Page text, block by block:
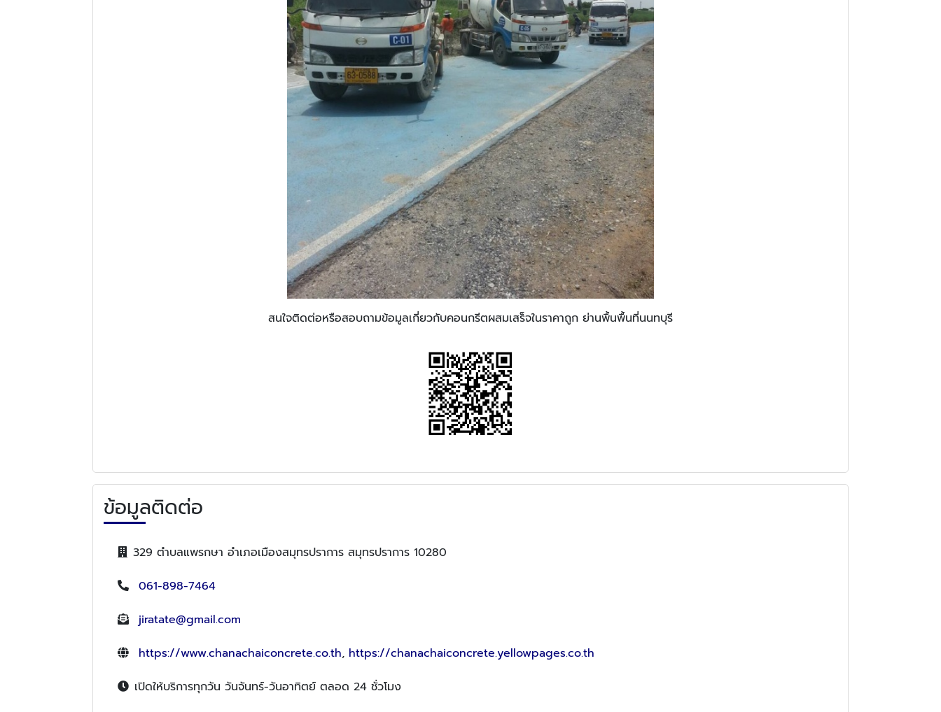
สนใจติดต่อหรือสอบถามข้อมูลเกี่ยวกับคอนกรีตผสมเสร็จในราคาถูก ย่านพื้นพื้นที่นนทบุรี
ข้อมูลติดต่อ
329 ตำบลแพรกษา อำเภอเมืองสมุทรปราการ สมุทรปราการ 10280
061-898-7464
jiratate@gmail.com
https://www.chanachaiconcrete.co.th, https://chanachaiconcrete.yellowpages.co.th
เปิดให้บริการทุกวัน วันจันทร์-วันอาทิตย์ ตลอด 24 ชั่วโมง